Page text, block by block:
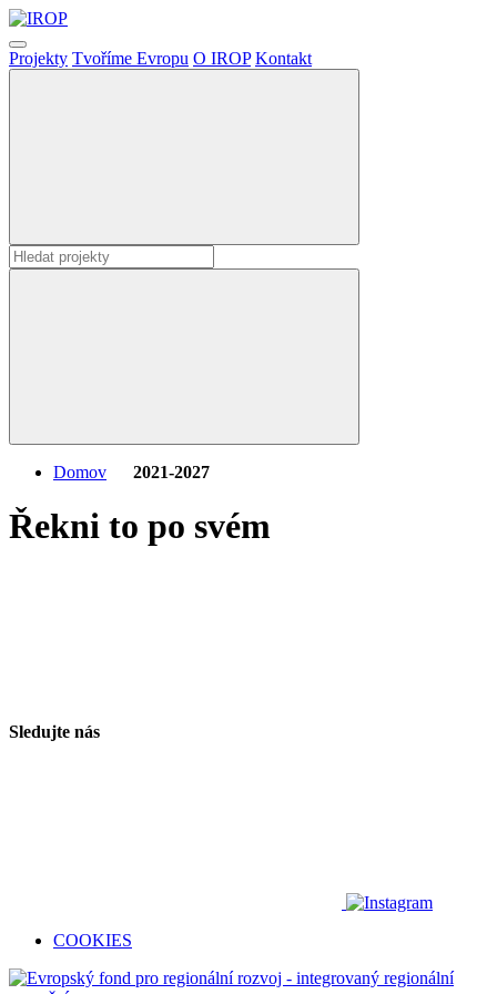
Projekty Tvoříme Evropu O IROP Kontakt
Domov 2021-2027
Řekni to po svém
Sledujte nás
COOKIES